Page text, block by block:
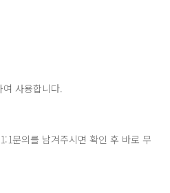
사용합니다.
문의를 남겨주시면 확인 후 바로 무